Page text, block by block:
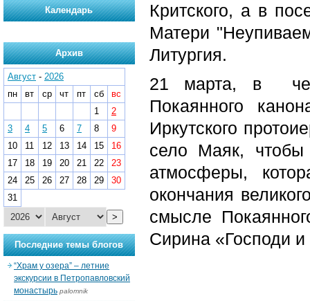
Критского, а в
Матери
Литургия.
21 марта, в
Покаянного
Иркутского
село Маяк,
атмосферы,
окончания
смысле
Сирина «Господи
Календарь
Архив
Август - 2026
пн
вт ср чт пт сб
вс
1
2
3
4 5 6 7 8
9
10
11 12 13 14 15
16
17
18 19 20 21 22
23
24
25 26 27 28 29
30
31
>
Последние темы блогов
“Храм у озера” – летние
экскурсии в Петропавловский
монастырь palomnik